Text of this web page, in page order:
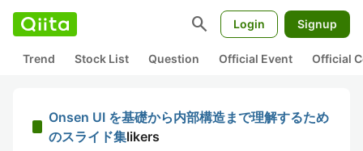
search Login Signup
Trend Stock List Question Official Event Official
Onsen UI を基礎から内部構造まで理解するため
のスライド集likers